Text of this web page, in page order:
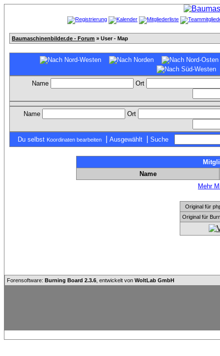
Baumaschinenbilder.de - Forum » User - Map
Name Ort
Name Ort
Du selbst Koordinaten bearbeiten Ausgewählt Suche
Name
Mehr
Original für
Original für
Forensoftware: Burning Board 2.3.6 , entwickelt von WoltLab GmbH